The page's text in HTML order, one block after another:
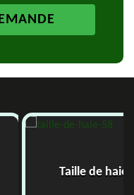
Taille de haie